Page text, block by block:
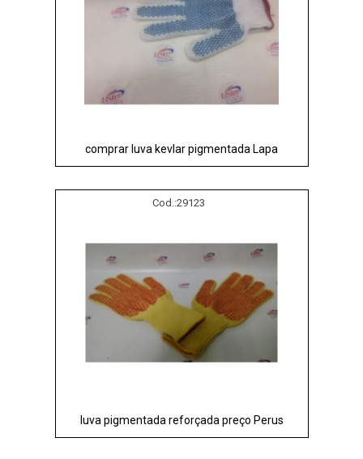
comprar luva kevlar pigmentada Lapa
Cod.:29123
luva pigmentada reforçada preço Perus